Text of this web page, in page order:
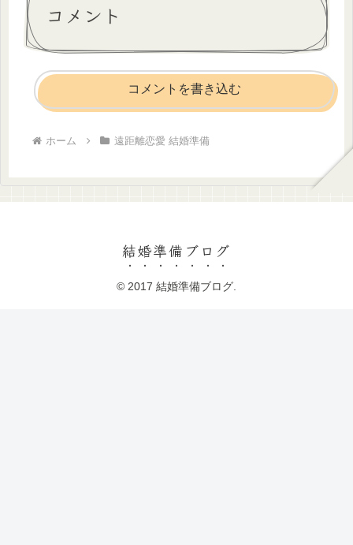
コメント
コメントを書き込む
ホーム 遠距離恋愛 結婚準備
結婚準備ブログ
© 2017 結婚準備ブログ.